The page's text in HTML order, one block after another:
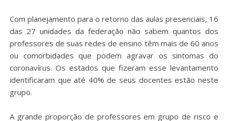
Com planejamento para o retorno das aulas presenciais, 16
das 27 unidades da federação não sabem quantos dos
professores de suas redes de ensino têm mais de 60 anos
ou comorbidades que podem agravar os sintomas do
coronavírus. Os estados que fizeram esse levantamento
identificaram que até 40% de seus docentes estão neste
grupo.
A grande proporção de professores em grupo de risco e